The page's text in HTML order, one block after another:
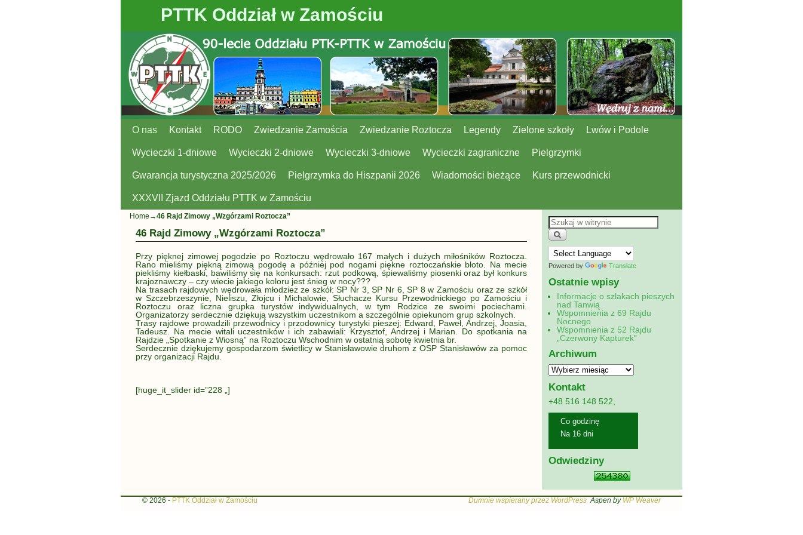
PTTK Oddział w Zamościu
Przejdź do głównej treści
Przejdź do
O nas Kontakt RODO Zwiedzanie Zamościa Zwiedzanie Roztocza Legendy Zielone szkoły Lwów i Podole
Wycieczki 1-dniowe Wycieczki 2-dniowe Wycieczki 3-dniowe Wycieczki zagraniczne Pielgrzymki
Gwarancja turystyczna 2025/2026 Pielgrzymka do Hiszpanii 2026 Wiadomości bieżące Kurs przewodnicki
XXXVII Zjazd Oddziału PTTK w Zamościu
Home →46 Rajd Zimowy „Wzgórzami Roztocza”
46 Rajd Zimowy „Wzgórzami Roztocza”
Przy pięknej zimowej pogodzie po Roztoczu wędrowało 167 małych i dużych miłośników Roztocza.
Rano mieliśmy piękną zimową pogodę a później pod nogami piękne roztoczańskie błoto. Na mecie
piekliśmy kiełbaski, bawiliśmy się na konkursach: rzut podkową, śpiewaliśmy piosenki oraz był konkurs
krajoznawczy – czy wiecie jakiego koloru jest śnieg w nocy???
Na trasach rajdowych wędrowała młodzież ze szkół: SP Nr 3, SP Nr 6, SP 8 w Zamościu oraz ze szkół
w Szczebrzeszynie, Nieliszu, Złojcu i Michalowie, Słuchacze Kursu Przewodnickiego po Zamościu i
Roztoczu oraz liczna grupka turystów indywidualnych, w tym Rodzice ze swoimi pociechami.
Organizatorzy serdecznie dziękują wszystkim uczestnikom a szczególnie opiekunom grup szkolnych.
Trasy rajdowe prowadzili przewodnicy i przodownicy turystyki pieszej: Edward, Paweł, Andrzej, Joasia,
Tadeusz. Na mecie witali uczestników i ich zabawiali: Krzysztof, Andrzej i Marian. Do spotkania na
Rajdzie „Spotkanie z Wiosną” na Roztoczu Wschodnim w ostatnią sobotę kwietnia br.
Serdecznie dziękujemy gospodarzom świetlicy w Stanisławowie druhom z OSP Stanisławów za pomoc
przy organizacji Rajdu.
[huge_it_slider id=”228 „]
Powered by Translate
Ostatnie wpisy
Informacje o szlakach pieszych
nad Tanwią
Wspomnienia z 69 Rajdu
Nocnego
Wspomnienia z 52 Rajdu
„Czerwony Kapturek”
Archiwum
Kontakt
+48 516 148 522,
Co godzinę
Na 16 dni
Odwiedziny
© 2026 - PTTK Oddział w Zamościu Dumnie wspierany przez WordPress Aspen by WP Weaver